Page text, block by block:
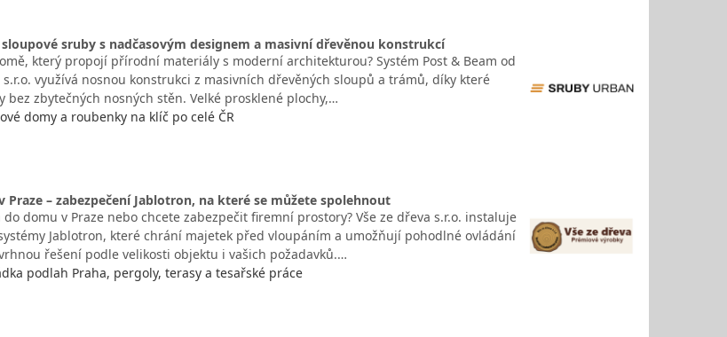
sruby s nadčasovým designem a masivní dřevěnou konstrukcí
který propojí přírodní materiály s moderní architekturou? Systém Post & Beam od
využívá nosnou konstrukci z masivních dřevěných sloupů a trámů, díky které
zbytečných nosných stěn. Velké prosklené plochy,…
domy a roubenky na klíč po celé ČR
– zabezpečení Jablotron, na které se můžete spolehnout
domu v Praze nebo chcete zabezpečit firemní prostory? Vše ze dřeva s.r.o. instaluje
Jablotron, které chrání majetek před vloupáním a umožňují pohodlné ovládání
řešení podle velikosti objektu i vašich požadavků.…
podlah Praha, pergoly, terasy a tesařské práce